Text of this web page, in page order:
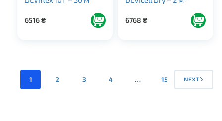
6516₴ 6768 ₴
1 2 3 4 … 15 NEXT